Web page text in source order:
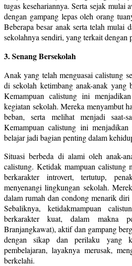
tugas kesehariannya. Serta sejak mulai
dengan gampang lepas oleh orang
Beberapa besar anak serta telah mulai
sekolahnya sendiri, yang terkait dengan
3. Senang Bersekolah
Anak yang telah menguasai calistung
di sekolah ketimbang anak-anak yang
Kemampuan calistung ini
kegiatan sekolah. Mereka menyambut
beban, serta melihat menjadi saat-
Kemampuan calistung ini
belajar jadi bagian penting dalam
Situasi berbeda di alami oleh anak-
calistung. Ketidak mampuan calistung
berkarakter introvert, tertutup,
menyenangi lingkungan sekolah.
dalam rumah dan condong menarik
Sebaliknya, ketidakmampuan
berkarakter kuat, dalam makna
Branjangkawat), aktif dan gampang
dengan sikap dan perilaku yang
pembelajaran, layaknya merusak,
berkelahi.